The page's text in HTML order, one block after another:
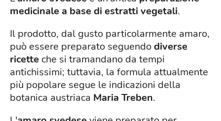
medicinale a base di estratti vegetali.
Il prodotto, dal gusto particolarmente amaro,
può essere preparato seguendodiverse
ricette che si tramandano da tempi
antichissimi; tuttavia, la formula attualmente
più popolare segue le indicazioni della
botanica austriaca Maria Treben.